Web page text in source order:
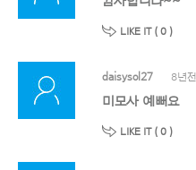
LIKE IT ( 0 )
daisysol27 8년전
미모사 예뻐요
LIKE IT ( 0 )